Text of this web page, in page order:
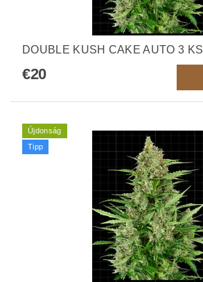
DOUBLE KUSH CAKE AUTO 3 KS
€20
Újdonság
Tipp